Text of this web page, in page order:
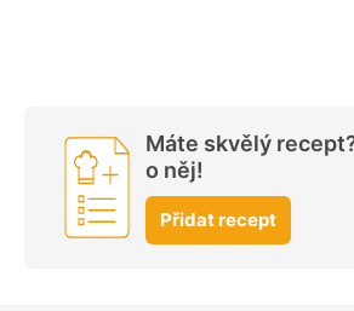
Máte skvělý
o něj!
Přidat recept